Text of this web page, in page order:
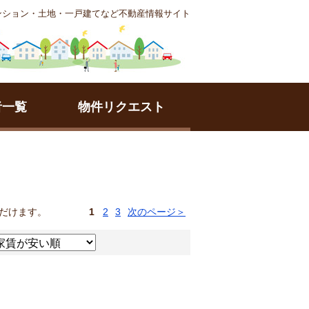
ョン・土地・一戸建てなど不動産情報サイト
覧 物件リクエスト
けます。 1 2 3 次のページ＞